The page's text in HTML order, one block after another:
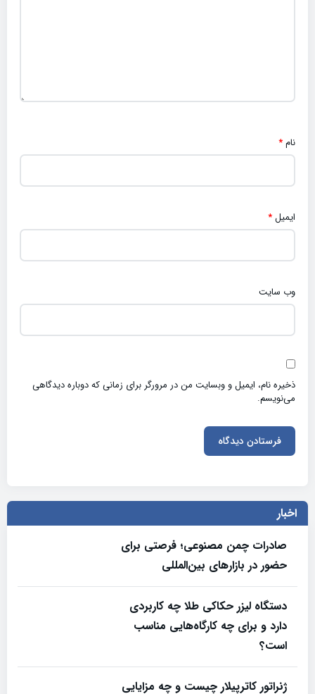
نام*
ایمیل*
وب‌ سایت
ذخیره نام، ایمیل و وبسایت من در مرورگر برای زمانی که دوباره دیدگاهی
می‌نویسم.
اخبار
صادرات چمن مصنوعی؛ فرصتی برای
حضور در بازارهای بین‌المللی
دستگاه لیزر حکاکی طلا چه کاربردی
دارد و برای چه کارگاه‌هایی مناسب
است؟
ژنراتور کاترپیلار چیست و چه مزایایی